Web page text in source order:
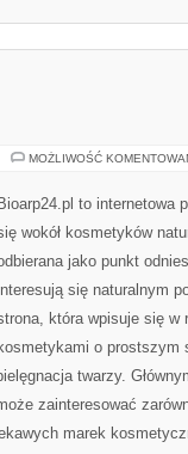
MOŻLIWOŚĆ
Bioarp24.pl to internetowa
wokół kosmetyków
jako punkt
się naturalnym
która wpisuje się w
kosmetykami o prostszym
twarzy.
zainteresować
marek